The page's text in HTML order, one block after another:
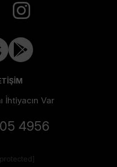
İhtiyacın Var
4956